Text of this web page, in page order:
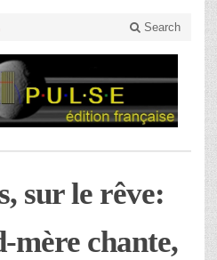
Search
sur le rêve:
mère chante,